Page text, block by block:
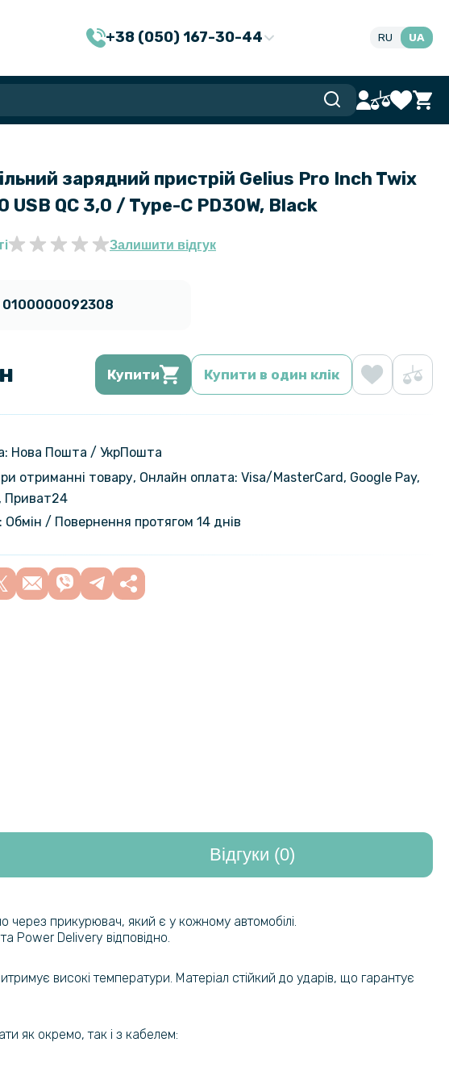
+38 (050) 167-30-44 RU UA
зарядний пристрій Gelius Pro Inch Twix
USB QC 3,0 / Type-C PD30W, Black
Залишити відгук
0100000092308
Купити Купити в один клік
Нова Пошта / УкрПошта
отриманні товару, Онлайн оплата: Visa/MasterСard, Google Pay,
Приват24
Обмін / Повернення протягом 14 днів
Відгуки (0)
через прикурювач, який є у кожному автомобілі.
Power Delivery відповідно.
високі температури. Матеріал стійкий до ударів, що гарантує
як окремо, так і з кабелем: